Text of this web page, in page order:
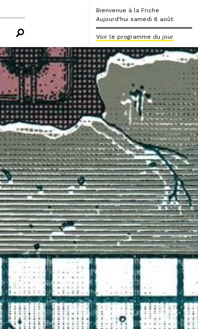
Bienvenue à la Friche
Aujourd'hui samedi 8 août.
Voir le programme du jour